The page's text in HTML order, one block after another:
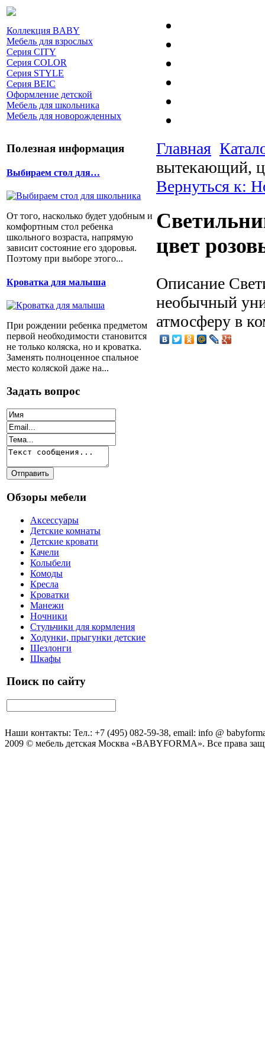
Коллекция BABY
Мебель для взрослых
Серия CITY
Серия COLOR
Серия STYLE
Серия BEIC
Оформление детской
Мебель для школьника
Мебель для новорожденных
Полезная информация
Выбираем стол для…
От того, насколько будет удобным и
комфортным стол ребенка
школьного возраста, напрямую
зависит состояние его здоровья.
Поэтому при выборе этого...
Кроватка для малыша
При рождении ребенка предметом
первой необходимости становится
не только коляска, но и кроватка.
Заменять полноценное спальное
место коляской даже на...
Задать вопрос
Обзоры мебели
Аксессуары
Детские комнаты
Детские кровати
Качели
Колыбели
Комоды
Кресла
Кроватки
Манежи
Ночники
Стульчики для кормления
Ходунки, прыгунки детские
Шезлонги
Шкафы
Поиск по сайту
Главная
вытекающий,
Вернуться к:
цвет
Описание
необычный
атмосферу в
Наши контакты: Тел.: +7 (495) 082-59-38, email: info @
2009 © мебель детская Москва «BABYFORMA». Все права